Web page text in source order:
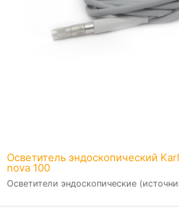
Осветитель эндоскопический
nova 100
Осветители эндоскопические